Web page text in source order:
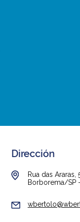
Dirección
Rua das
Borborema/SP